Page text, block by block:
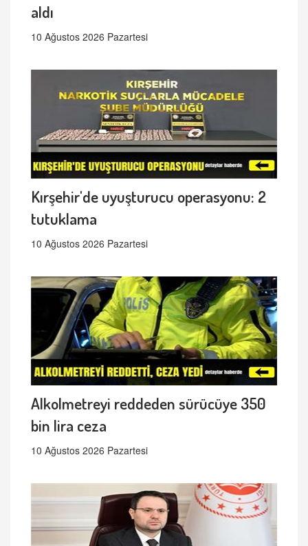
aldı
10 Ağustos 2026 Pazartesi
Kırşehir'de uyuşturucu operasyonu: 2
tutuklama
10 Ağustos 2026 Pazartesi
Alkolmetreyi reddeden sürücüye 350
bin lira ceza
10 Ağustos 2026 Pazartesi